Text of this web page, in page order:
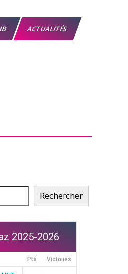
ACTUALITÉS
Rechercher
2025-2026
Pts Victoires